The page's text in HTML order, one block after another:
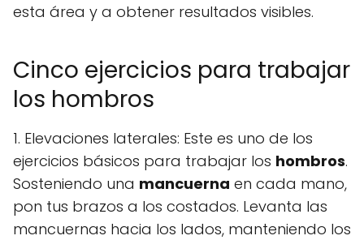
esta área y a obtener resultados visibles.
Cinco ejercicios para trabajar
los hombros
1. Elevaciones laterales: Este es uno de los
ejercicios básicos para trabajar los hombros.
Sosteniendo una mancuerna en cada mano,
pon tus brazos a los costados. Levanta las
mancuernas hacia los lados, manteniendo los